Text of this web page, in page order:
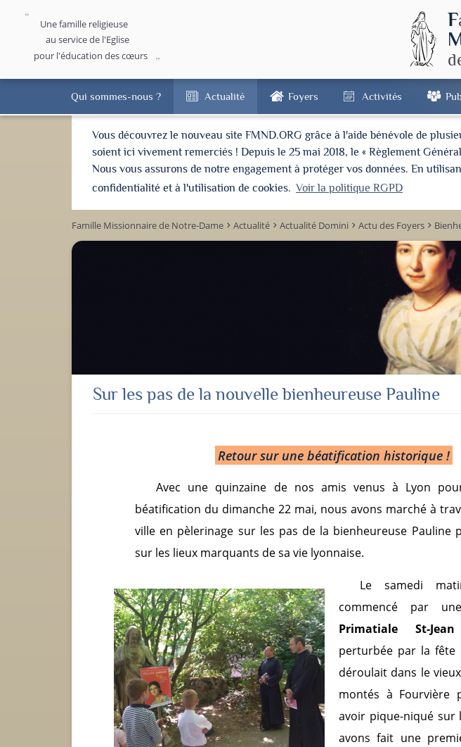
Une famille religieuse
au service de l'Eglise
pour l'éducation des cœurs
F
Qui sommes-nous ? Actualité Foyers Activités
Vous découvrez le nouveau site FMND.ORG grâce à l'aide bénévole de
soient ici vivement remerciés ! Depuis le 25 mai 2018, le « Règlement
Nous vous assurons de notre engagement à protéger vos données. En
confidentialité et à l'utilisation de cookies. Voir la politique RGPD
Famille Missionnaire de Notre-Dame keyboard_arrow_right Actualité keyboard_arrow_right Actualité Domini keyboard_arrow_right Actu des Foyers keyboard_arrow_right
Sur les pas de la nouvelle bienheureuse Pauline
Retour sur une béatification historique!
Avec une quinzaine de nos amis venus à Lyon
béatification du dimanche 22 mai, nous avons marché à
ville en pèlerinage sur les pas de la bienheureuse Pauline
sur les lieux marquants de sa vie lyonnaise.
Le samedi
commencé par
Primatiale St-
perturbée par la fête
déroulait dans le
montés à Fourvière
avoir pique-niqué sur
avons fait une